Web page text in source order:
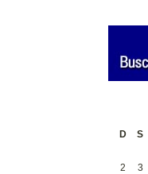
D
S
2
3